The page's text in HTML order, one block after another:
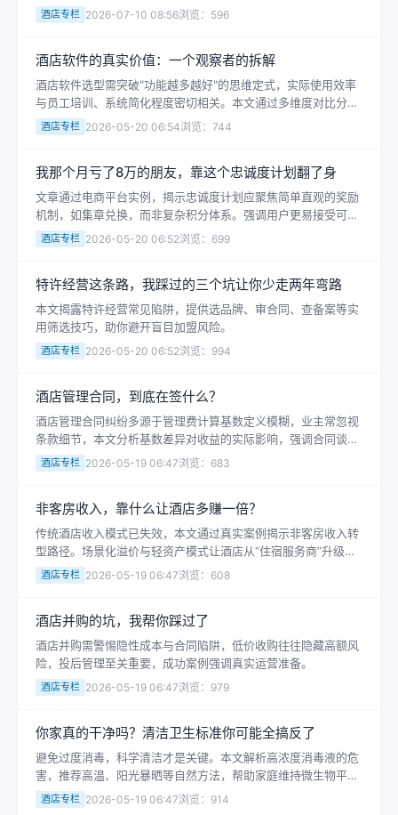
备使用指南及费用纠纷处理。立即查看，保障您的住宿体验无
忧。
酒店专栏 2026-07-10 08:56浏览：596
酒店软件的真实价值：一个观察者的拆解
酒店软件选型需突破"功能越多越好"的思维定式，实际使用效率
与员工培训、系统简化程度密切相关。本文通过多维度对比分
析，揭示酒店软件功能与运营需求的匹配规律，强调持续运维支
持对系统价值的关键作用。
酒店专栏 2026-05-20 06:54浏览：744
我那个月亏了8万的朋友，靠这个忠诚度计划翻了身
文章通过电商平台实例，揭示忠诚度计划应聚焦简单直观的奖励
机制，如集章兑换，而非复杂积分体系。强调用户更易接受可感
知的奖励，降低参与门槛，从而提升复购率。
酒店专栏 2026-05-20 06:52浏览：699
特许经营这条路，我踩过的三个坑让你少走两年弯路
本文揭露特许经营常见陷阱，提供选品牌、审合同、查备案等实
用筛选技巧，助你避开盲目加盟风险。
酒店专栏 2026-05-20 06:52浏览：994
酒店管理合同，到底在签什么？
酒店管理合同纠纷多源于管理费计算基数定义模糊，业主常忽视
条款细节，本文分析基数差异对收益的实际影响，强调合同谈判
需关注定义而非单一比例。
酒店专栏 2026-05-19 06:47浏览：683
非客房收入，靠什么让酒店多赚一倍？
传统酒店收入模式已失效，本文通过真实案例揭示非客房收入转
型路径。场景化溢价与轻资产模式让酒店从“住宿服务商”升级为
“情绪价值平台”，轻量级体验消费带来三倍以上收益，颠覆传统
经营逻辑。
酒店专栏 2026-05-19 06:47浏览：608
酒店并购的坑，我帮你踩过了
酒店并购需警惕隐性成本与合同陷阱，低价收购往往隐藏高额风
险，投后管理至关重要，成功案例强调真实运营准备。
酒店专栏 2026-05-19 06:47浏览：979
你家真的干净吗？清洁卫生标准你可能全搞反了
避免过度消毒，科学清洁才是关键。本文解析高浓度消毒液的危
害，推荐高温、阳光暴晒等自然方法，帮助家庭维持微生物平
衡，打造真正健康的居住环境。
酒店专栏 2026-05-19 06:47浏览：914